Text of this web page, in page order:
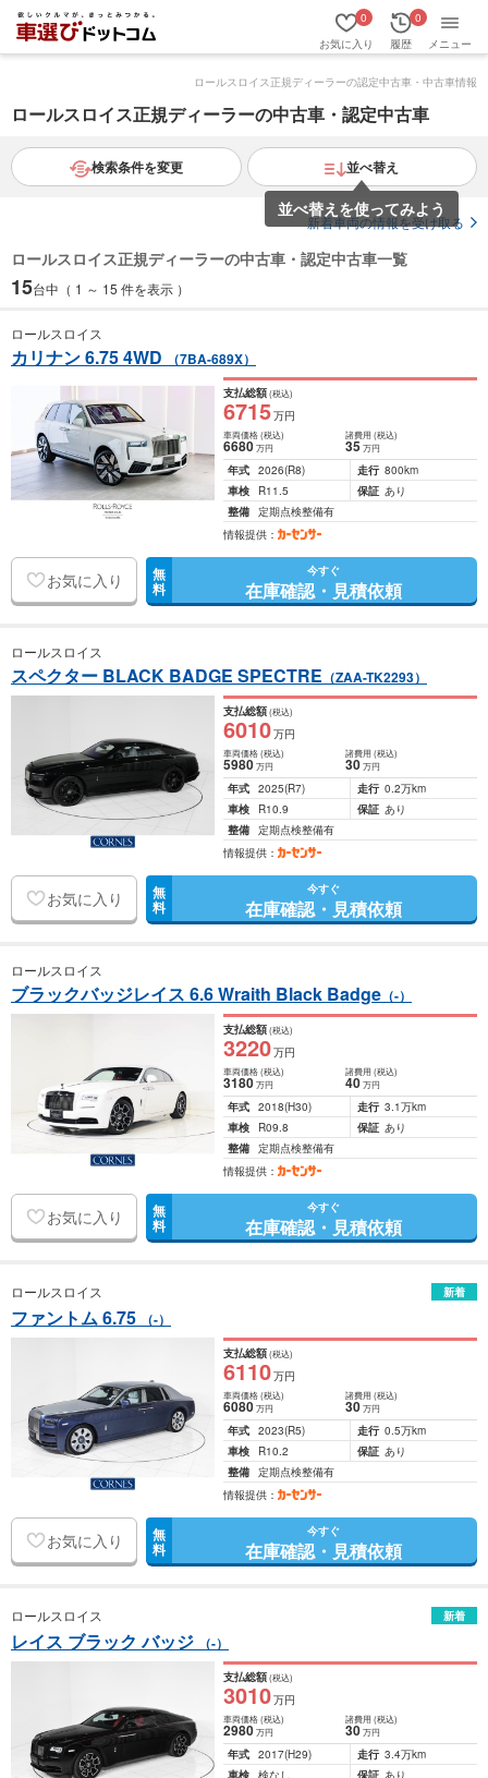
お気に入り
0
履歴
0
メニュー
ロールスロイス正規ディーラーの認定中古車・中古車情報
ロールスロイス正規ディーラーの中古車・認定中古車
検索条件を変更 並べ替え
並べ替えを使ってみよう
新着車両の情報を受け取る
ロールスロイス正規ディーラーの中古車・認定中古車一覧
15台中（ 1 ～ 15 件を表示 ）
ロールスロイス
カリナン 6.75 4WD （7BA-689X）
支払総額(税込)
6715万円
車両価格(税込)
6680万円
諸費用 (税込)
35 万円
年式 2026(R8) 走行 800km
車検
R11.5 保証 あり
整備 定期点検整備有
情報提供：
お気に入り 無
料
今すぐ
在庫確認・見積依頼
ロールスロイス
スペクター BLACK BADGE SPECTRE （ZAA-TK2293）
支払総額(税込)
6010万円
車両価格(税込)
5980万円
諸費用 (税込)
30 万円
年式 2025(R7) 走行 0.2万km
車検
R10.9 保証 あり
整備 定期点検整備有
情報提供：
お気に入り 無
料
今すぐ
在庫確認・見積依頼
ロールスロイス
ブラックバッジレイス 6.6 Wraith Black Badge （-）
支払総額(税込)
3220万円
車両価格(税込)
3180万円
諸費用 (税込)
40 万円
年式 2018(H30) 走行 3.1万km
車検
R09.8 保証 あり
整備 定期点検整備有
情報提供：
お気に入り 無
料
今すぐ
在庫確認・見積依頼
ロールスロイス 新着
ファントム 6.75 （-）
支払総額(税込)
6110万円
車両価格(税込)
6080万円
諸費用 (税込)
30 万円
年式 2023(R5) 走行 0.5万km
車検
R10.2 保証 あり
整備 定期点検整備有
情報提供：
お気に入り 無
料
今すぐ
在庫確認・見積依頼
ロールスロイス 新着
レイス ブラック バッジ （-）
支払総額(税込)
3010万円
車両価格(税込)
2980万円
諸費用 (税込)
30 万円
年式 2017(H29) 走行 3.4万km
車検 検なし 保証 あり